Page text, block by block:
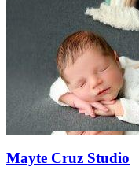
Mayte Cruz Studio